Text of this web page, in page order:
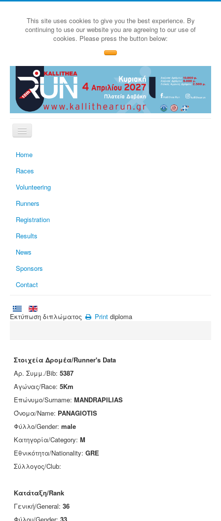
This site uses cookies to give you the best experience. By
continuing to use our website you are agreeing to our use of
cookies. Please press the button below:
Home
Races
Volunteering
Runners
Registration
Results
News
Sponsors
Contact
Εκτύπωση διπλώματος Print diploma
Στοιχεία Δρομέα/Runner's Data
Αρ. Συμμ./Bib: 5387
Αγώνας/Race: 5Km
Επώνυμο/Surname: MANDRAPILIAS
Όνομα/Name: PANAGIOTIS
Φύλλο/Gender: male
Κατηγορία/Category: M
Εθνικότητα/Nationality: GRE
Σύλλογος/Club:
Κατάταξη/Rank
Γενική/General: 36
Φύλου/Gender: 33